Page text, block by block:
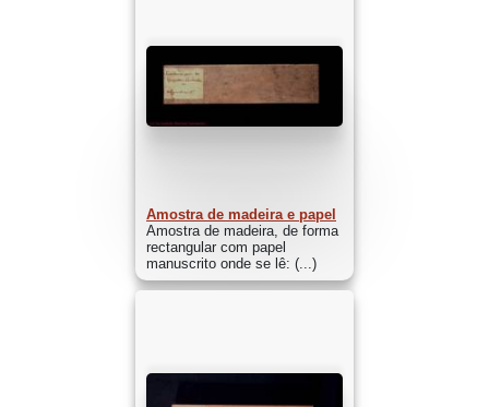
Amostra de madeira e papel
Amostra de madeira, de forma
rectangular com papel
manuscrito onde se lê: (...)